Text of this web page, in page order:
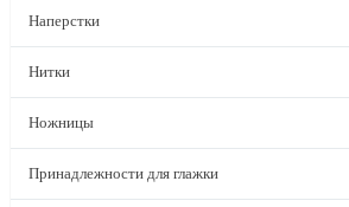
Наперстки
Нитки
Ножницы
Принадлежности для глажки